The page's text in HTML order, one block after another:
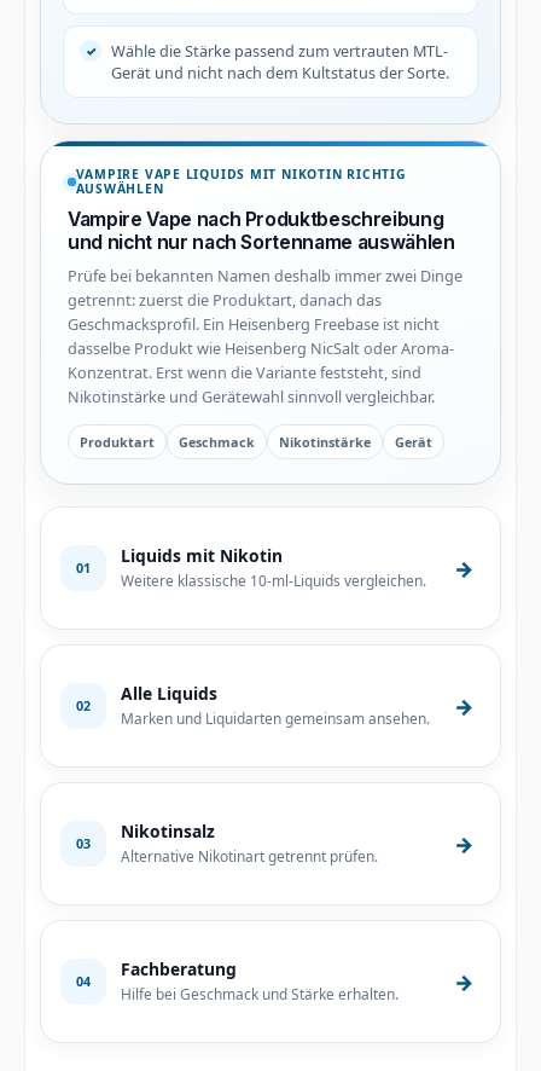
Wähle die Stärke passend zum vertrauten MTL-
Gerät und nicht nach dem Kultstatus der Sorte.
VAMPIRE VAPE LIQUIDS MIT NIKOTIN RICHTIG
AUSWÄHLEN
Vampire Vape nach Produktbeschreibung
und nicht nur nach Sortenname auswählen
Prüfe bei bekannten Namen deshalb immer zwei Dinge
getrennt: zuerst die Produktart, danach das
Geschmacksprofil. Ein Heisenberg Freebase ist nicht
dasselbe Produkt wie Heisenberg NicSalt oder Aroma-
Konzentrat. Erst wenn die Variante feststeht, sind
Nikotinstärke und Gerätewahl sinnvoll vergleichbar.
Produktart Geschmack Nikotinstärke Gerät
01
Liquids mit Nikotin
Weitere klassische 10-ml-Liquids vergleichen. →
02
Alle Liquids
Marken und Liquidarten gemeinsam ansehen. →
03
Nikotinsalz
Alternative Nikotinart getrennt prüfen. →
04
Fachberatung
Hilfe bei Geschmack und Stärke erhalten. →